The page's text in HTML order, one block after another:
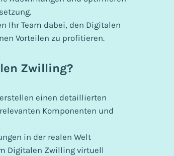
Ihr Team dabei, den Digitalen
Vorteilen zu profitieren.
Zwilling?
einen detaillierten
Komponenten und
in der realen Welt
Digitalen Zwilling virtuell